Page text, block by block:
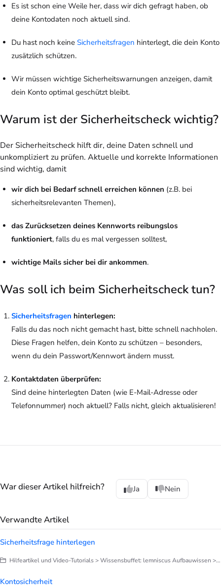
Es ist schon eine Weile her, dass wir dich gefragt haben, ob
deine Kontodaten noch aktuell sind.
Du hast noch keine Sicherheitsfragen hinterlegt, die dein Konto
zusätzlich schützen.
Wir müssen wichtige Sicherheitswarnungen anzeigen, damit
dein Konto optimal geschützt bleibt.
Warum ist der Sicherheitscheck wichtig?
Der Sicherheitscheck hilft dir, deine Daten schnell und
unkompliziert zu prüfen. Aktuelle und korrekte Informationen
sind wichtig, damit
wir dich bei Bedarf schnell erreichen können (z.B. bei
sicherheitsrelevanten Themen),
das Zurücksetzen deines Kennworts reibungslos
funktioniert, falls du es mal vergessen solltest,
wichtige Mails sicher bei dir ankommen.
Was soll ich beim Sicherheitscheck tun?
Sicherheitsfragen hinterlegen:
Falls du das noch nicht gemacht hast, bitte schnell nachholen.
Diese Fragen helfen, dein Konto zu schützen – besonders,
wenn du dein Passwort/Kennwort ändern musst.
Kontaktdaten überprüfen:
Sind deine hinterlegten Daten (wie E-Mail-Adresse oder
Telefonnummer) noch aktuell? Falls nicht, gleich aktualisieren!
War dieser Artikel hilfreich? Ja Nein
Verwandte Artikel
Sicherheitsfrage hinterlegen
Hilfeartikel und Video-Tutorials > Wissensbuffet: lemniscus Aufbauwissen > Sicherheit
Kontosicherheit